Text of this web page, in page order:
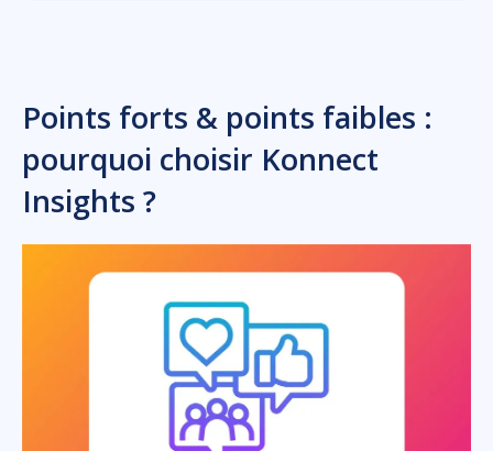
Points forts & points faibles :
pourquoi choisir Konnect
Insights ?